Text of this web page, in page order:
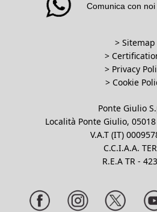
Comunica con
> Sitemap
>
> Privacy
> Cookie
Ponte Giulio
Località Ponte Giulio,
V.A.T (IT)
C.C.I.A.A.
R.E.A TR -